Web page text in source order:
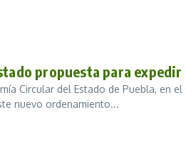
propuesta para
Circular del Estado de Puebla, en
nuevo ordenamiento...